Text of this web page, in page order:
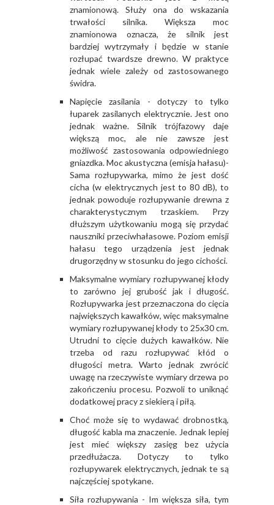
znamionową. Służy ona do wskazania
trwałości silnika. Większa moc
znamionowa oznacza, że silnik jest
bardziej wytrzymały i będzie w stanie
rozłupać twardsze drewno. W praktyce
jednak wiele zależy od zastosowanego
świdra.
Napięcie zasilania - dotyczy to tylko
łuparek zasilanych elektrycznie. Jest ono
jednak ważne. Silnik trójfazowy daje
większą moc, ale nie zawsze jest
możliwość zastosowania odpowiedniego
gniazdka. Moc akustyczna (emisja hałasu)-
Sama rozłupywarka, mimo że jest dość
cicha (w elektrycznych jest to 80 dB), to
jednak powoduje rozłupywanie drewna z
charakterystycznym trzaskiem. Przy
dłuższym użytkowaniu mogą się przydać
nauszniki przeciwhałasowe. Poziom emisji
hałasu tego urządzenia jest jednak
drugorzędny w stosunku do jego cichości.
Maksymalne wymiary rozłupywanej kłody
to zarówno jej grubość jak i długość.
Rozłupywarka jest przeznaczona do cięcia
największych kawałków, więc maksymalne
wymiary rozłupywanej kłody to 25x30 cm.
Utrudni to cięcie dużych kawałków. Nie
trzeba od razu rozłupywać kłód o
długości metra. Warto jednak zwrócić
uwagę na rzeczywiste wymiary drzewa po
zakończeniu procesu. Pozwoli to uniknąć
dodatkowej pracy z siekierą i piłą.
Choć może się to wydawać drobnostką,
długość kabla ma znaczenie. Jednak lepiej
jest mieć większy zasięg bez użycia
przedłużacza. Dotyczy to tylko
rozłupywarek elektrycznych, jednak te są
najczęściej spotykane.
Siła rozłupywania - Im większa siła, tym